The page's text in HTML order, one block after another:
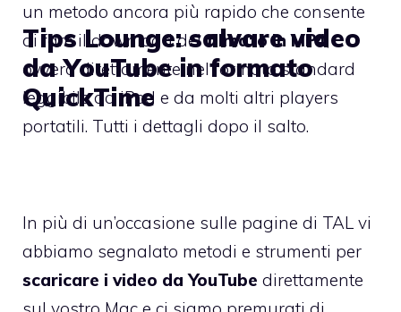
un metodo ancora più rapido che consente
di fare il download delfilmato in MP4
ovvero direttamente nel formato standard
leggibile da iPod e da molti altri players
portatili. Tutti i dettagli dopo il salto.
Tips Lounge: salvare video
da YouTube in formato
QuickTime
In più di un’occasione sulle pagine di TAL vi
abbiamo segnalato metodi e strumenti per
scaricare i video da YouTube direttamente